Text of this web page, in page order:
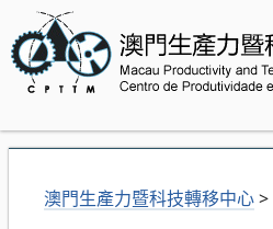
澳門生產力暨科技轉移中心>